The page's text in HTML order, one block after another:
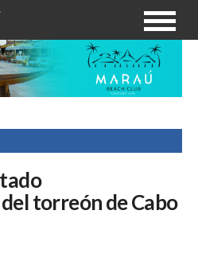
torreón de Cabo